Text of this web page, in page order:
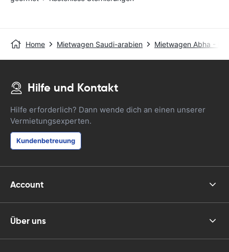
Home Mietwagen Saudi-arabien Mietwagen Abha -
Hilfe und Kontakt
Hilfe erforderlich? Dann wende dich an einen unserer
Vermietungsexperten.
Kundenbetreuung
Account
Über uns